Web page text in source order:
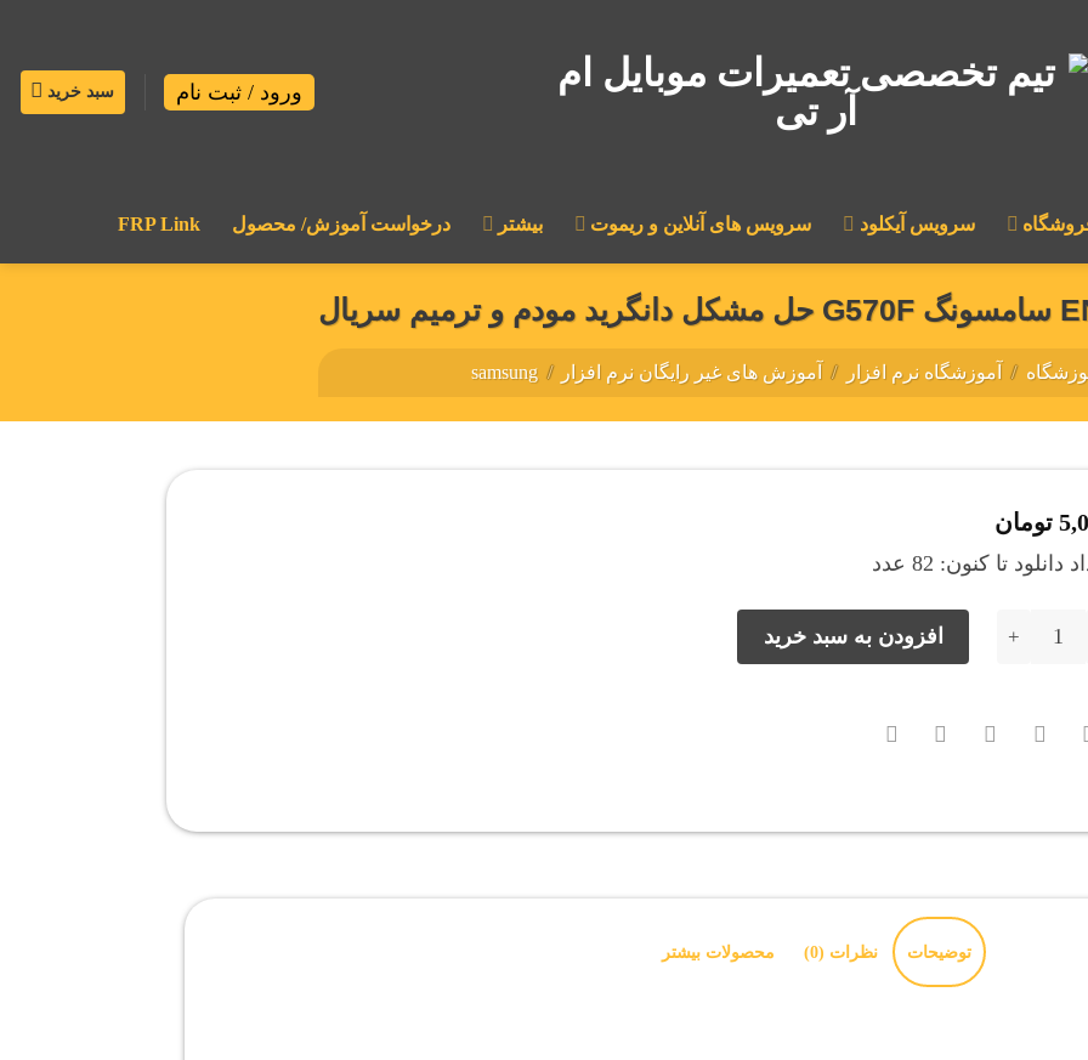
ورود / ثبت نام سبد خرید
سرویس آیکلود سرویس های آنلاین و ریموت بیشتر درخواست آموزش/ محصول FRP Link
/ آموزشگاه نرم افزار / آموزش های غیر رایگان نرم افزار /
samsung
تومان
دانلود تا کنون: 82 عدد
افزودن به سبد خرید
توضیحات نظرات (0) محصولات بیشتر